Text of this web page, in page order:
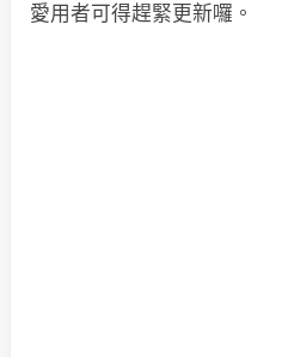
愛用者可得趕緊更新囉。